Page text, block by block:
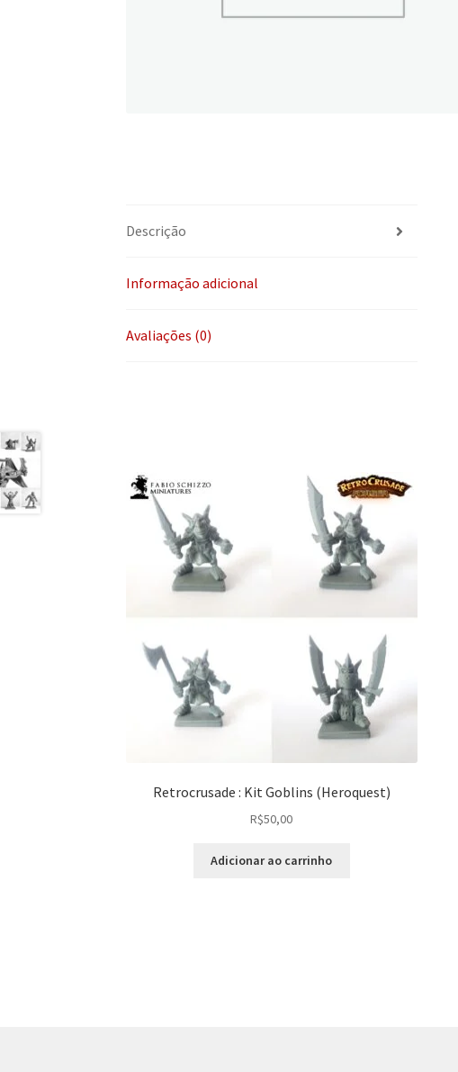
Descrição
Informação adicional
Avaliações (0)
Retrocrusade : Kit Goblins (Heroquest)
R$50,00
Adicionar ao carrinho